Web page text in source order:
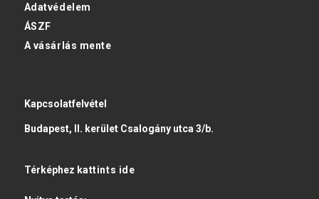
Adatvédelem
ÁSZF
A vásárlás mente
Kapcsolatfelvétel
Budapest, II. kerület Csalogány utca 3/b.
Térképhez kattints ide